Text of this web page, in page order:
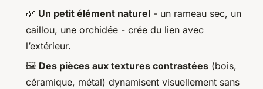
🌿 Un petit élément naturel - un rameau sec, un
caillou, une orchidée - crée du lien avec
l’extérieur.
🖼️ Des pièces aux textures contrastées (bois,
céramique, métal) dynamisent visuellement sans